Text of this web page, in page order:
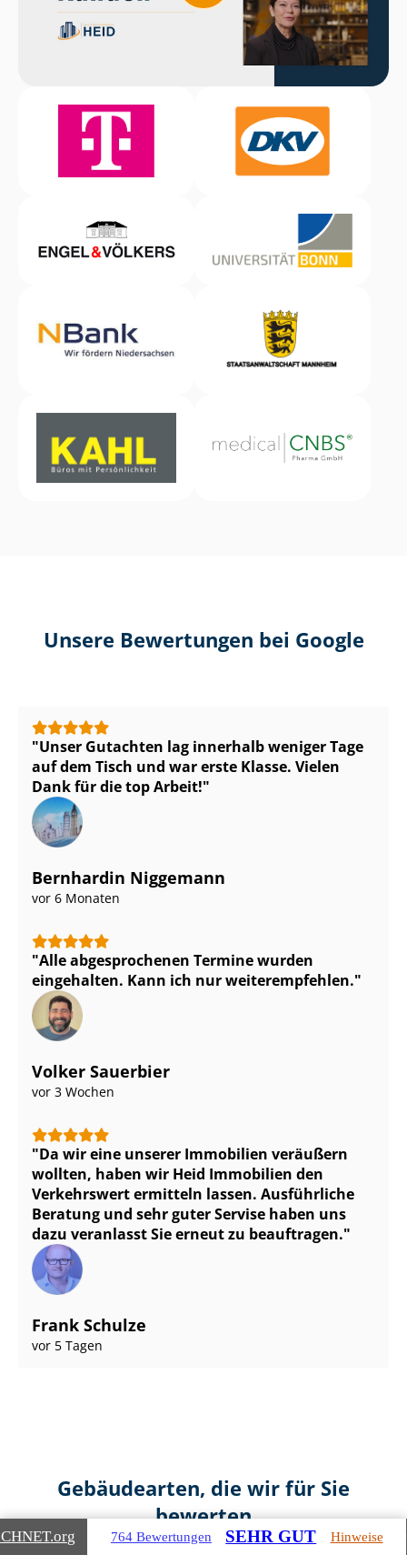
Unsere Bewertungen bei Google
Unser Gutachten lag innerhalb weniger Tage
auf dem Tisch und war erste Klasse. Vielen
Dank für die top Arbeit!
Bernhardin Niggemann
vor 6 Monaten
Alle abgesprochenen Termine wurden
eingehalten. Kann ich nur weiterempfehlen.
Volker Sauerbier
vor 3 Wochen
Da wir eine unserer Immobilien veräußern
wollten, haben wir Heid Immobilien den
Verkehrswert ermitteln lassen. Ausführliche
Beratung und sehr guter Servise haben uns
dazu veranlasst Sie erneut zu beauftragen.
Frank Schulze
vor 5 Tagen
Gebäudearten, die wir für Sie
bewerten
.org 764 Bewertungen SEHR GUT Hinweise